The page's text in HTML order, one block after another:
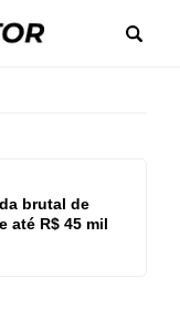
brutal de
até R$ 45 mil